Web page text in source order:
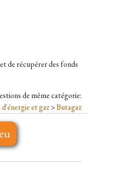
et de récupérer des fonds
de même catégorie:
et gaz>Butagaz